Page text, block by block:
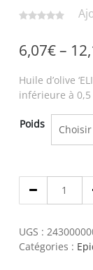
6,07€–
Huile d’olive
inférieure à 0,5
Poids
Huile
'ELIKI'
Bio
UGS :
Catégories :